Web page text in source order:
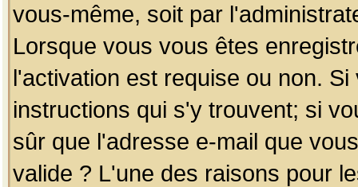
vous-même, soit par
Lorsque vous vous êtes
l'activation est requise ou non.
instructions qui s'y trouvent; si
sûr que l'adresse e-mail que
valide ? L'une des raisons pour